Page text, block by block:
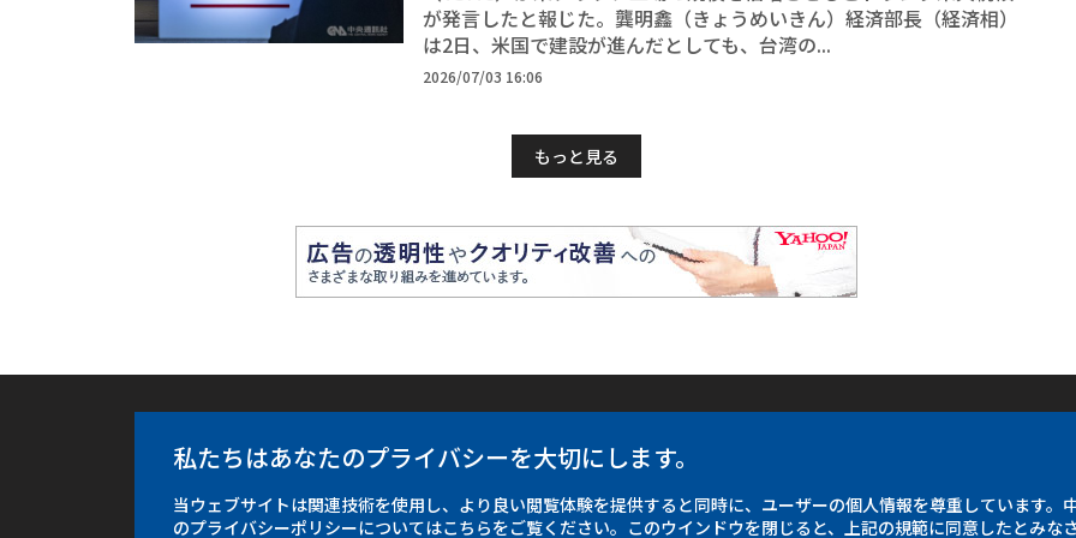
が発言したと報じた。龔明鑫（きょうめいきん）経済部長（経済相）
は2日、米国で建設が進んだとしても、台湾の...
2026/07/03 16:06
もっと見る
有料購読
ご意見・お問い合わせ
Focus Taiwan
私たちはあなたのプライバシーを大切にします。
当ウェブサイトは関連技術を使用し、より良い閲覧体験を提供すると同時に、ユーザーの個人情報を尊重しています。
のプライバシーポリシーについてはこちらをご覧ください。このウインドウを閉じると、上記の規範に同意したとみな